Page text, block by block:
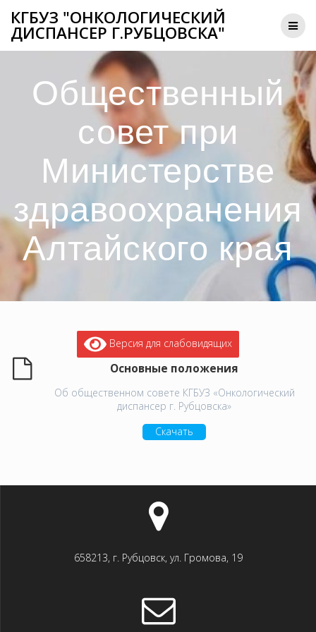
КГБУЗ "ОНКОЛОГИЧЕСКИЙ
ДИСПАНСЕР Г.РУБЦОВСКА"
Общественный
совет при
Министерстве
здравоохранения
Алтайского края
Версия для слабовидящих
Основные положения
Об общественном совете КГБУЗ «Онкологический
диспансер г. Рубцовска»
Скачать
658213, г. Рубцовск, ул. Громова, 19